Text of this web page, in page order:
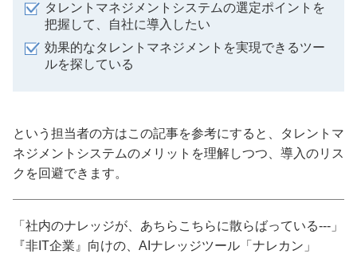
タレントマネジメントシステムの選定ポイントを
把握して、自社に導入したい
効果的なタレントマネジメントを実現できるツー
ルを探している
という担当者の方はこの記事を参考にすると、タレントマ
ネジメントシステムのメリットを理解しつつ、導入のリス
クを回避できます。
「社内のナレッジが、あちらこちらに散らばっている---」
『非IT企業』向けの、AIナレッジツール「ナレカン」